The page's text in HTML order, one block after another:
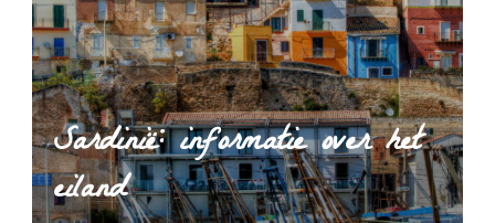
Sardinië: informatie over het
eiland